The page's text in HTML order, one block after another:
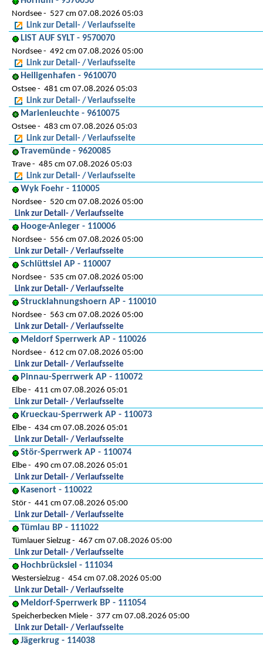
Nordsee
527 cm 07.08.2026 05:03
Link zur Detail- / Verlaufsseite
LIST AUF SYLT - 9570070
Nordsee
492 cm 07.08.2026 05:00
Link zur Detail- / Verlaufsseite
Heiligenhafen - 9610070
Ostsee
481 cm 07.08.2026 05:03
Link zur Detail- / Verlaufsseite
Marienleuchte - 9610075
Ostsee
483 cm 07.08.2026 05:03
Link zur Detail- / Verlaufsseite
Travemünde - 9620085
Trave
485 cm 07.08.2026 05:03
Link zur Detail- / Verlaufsseite
Wyk Foehr - 110005
Nordsee
520 cm 07.08.2026 05:00
Link zur Detail- / Verlaufsseite
Hooge-Anleger - 110006
Nordsee
556 cm 07.08.2026 05:00
Link zur Detail- / Verlaufsseite
Schlüttsiel AP - 110007
Nordsee
535 cm 07.08.2026 05:00
Link zur Detail- / Verlaufsseite
Strucklahnungshoern AP - 110010
Nordsee
563 cm 07.08.2026 05:00
Link zur Detail- / Verlaufsseite
Meldorf Sperrwerk AP - 110026
Nordsee
612 cm 07.08.2026 05:00
Link zur Detail- / Verlaufsseite
Pinnau-Sperrwerk AP - 110072
Elbe
411 cm 07.08.2026 05:01
Link zur Detail- / Verlaufsseite
Krueckau-Sperrwerk AP - 110073
Elbe
434 cm 07.08.2026 05:01
Link zur Detail- / Verlaufsseite
Stör-Sperrwerk AP - 110074
Elbe
490 cm 07.08.2026 05:01
Link zur Detail- / Verlaufsseite
Kasenort - 110022
Stör
441 cm 07.08.2026 05:00
Link zur Detail- / Verlaufsseite
Tümlau BP - 111022
Tümlauer Sielzug
467 cm 07.08.2026 05:00
Link zur Detail- / Verlaufsseite
Hochbrücksiel - 111034
Westersielzug
454 cm 07.08.2026 05:00
Link zur Detail- / Verlaufsseite
Meldorf-Sperrwerk BP - 111054
Speicherbecken Miele
377 cm 07.08.2026 05:00
Link zur Detail- / Verlaufsseite
Jägerkrug - 114038